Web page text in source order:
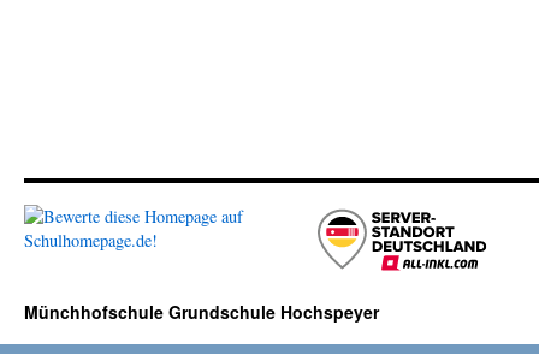
Münchhofschule Grundschule Hochspeyer